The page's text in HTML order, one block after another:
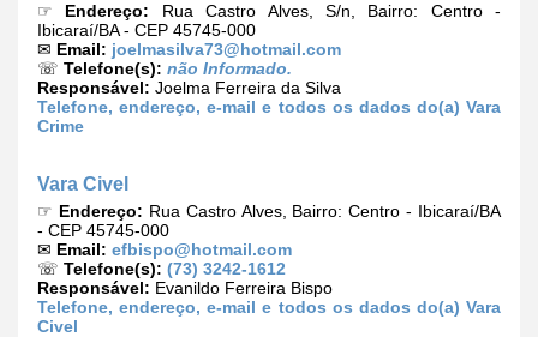
☞ Endereço: Rua Castro Alves, S/n, Bairro: Centro -
Ibicaraí/BA - CEP 45745-000
✉ Email: joelmasilva73@hotmail.com
☏ Telefone(s): não Informado.
Responsável: Joelma Ferreira da Silva
Telefone, endereço, e-mail e todos os dados do(a) Vara
Crime
Vara Civel
☞ Endereço: Rua Castro Alves, Bairro: Centro - Ibicaraí/BA
- CEP 45745-000
✉ Email: efbispo@hotmail.com
☏ Telefone(s): (73) 3242-1612
Responsável: Evanildo Ferreira Bispo
Telefone, endereço, e-mail e todos os dados do(a) Vara
Civel